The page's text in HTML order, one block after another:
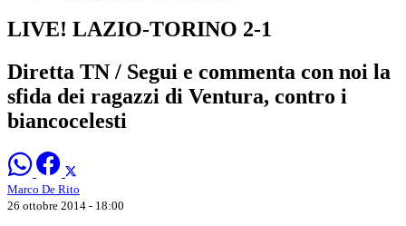
LIVE! LAZIO-TORINO 2-1
Diretta TN / Segui e commenta con noi la
sfida dei ragazzi di Ventura, contro i
biancocelesti
Marco De Rito
26 ottobre 2014 - 18:00